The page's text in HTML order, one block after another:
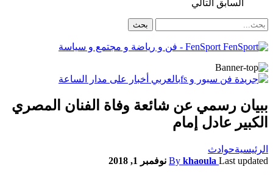
السابق التالي
FenSport - فن و رياضة و مجتمع و سياسة
ببيان رسمي عن شائعة وفاة الفنان المصري
الكبير عادل إمام
الرئيسيةحوادث
By khaoula Last updated نوفمبر 1, 2018